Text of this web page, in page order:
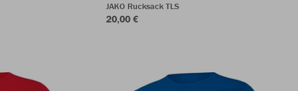
JAKO Rucksack TLS
20,00 €